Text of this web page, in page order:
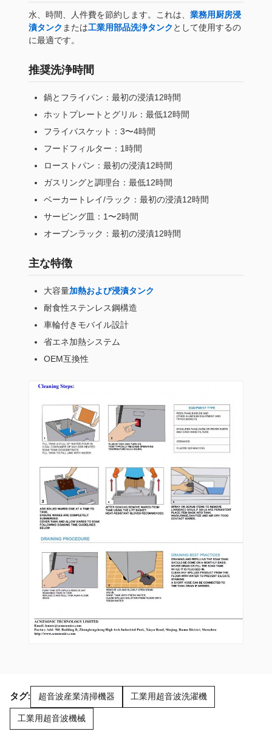
水、時間、人件費を節約します。これは、 業務用厨房浸
漬タンク または工業用部品洗浄タンク として使用するの
に最適です。
推奨洗浄時間
鍋とフライパン：最初の浸漬12時間
ホットプレートとグリル：最低12時間
フライバスケット：3〜4時間
フードフィルター：1時間
ローストパン：最初の浸漬12時間
ガスリングと調理台：最低12時間
ベーカートレイ/ラック：最初の浸漬12時間
サービング皿：1〜2時間
オーブンラック：最初の浸漬12時間
主な特徴
大容量加熱および浸漬タンク
耐食性ステンレス鋼構造
車輪付きモバイル設計
省エネ加熱システム
OEM互換性
タグ: 超音波産業清掃機器 工業用超音波洗濯機
工業用超音波機械